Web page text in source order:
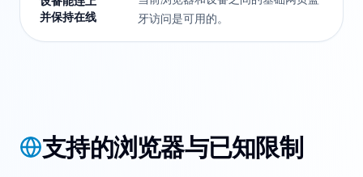
并保持在线
牙访问是可用的。
支持的浏览器与已知限制